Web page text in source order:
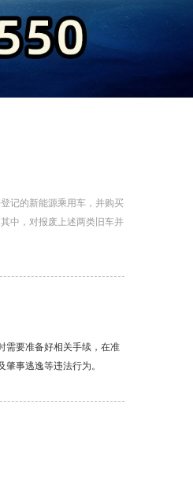
记的新能源乘用车，并购买
中，对报废上述两类旧车并
需要准备好相关手续，在准
事逃逸等违法行为。